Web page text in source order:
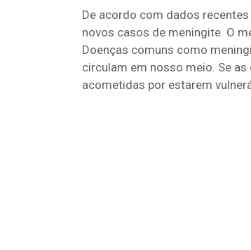
De acordo com dados
novos casos de meningite. O
Doenças comuns como
circulam em nosso meio. Se
acometidas por estarem